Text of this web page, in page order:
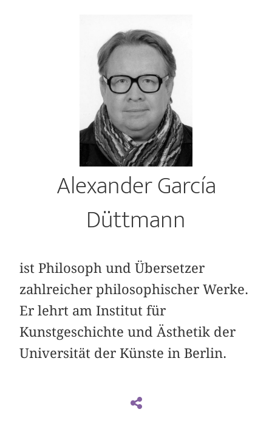
Alexander García
Düttmann
ist Philosoph und Übersetzer
zahlreicher philosophischer Werke.
Er lehrt am Institut für
Kunstgeschichte und Ästhetik der
Universität der Künste in Berlin.